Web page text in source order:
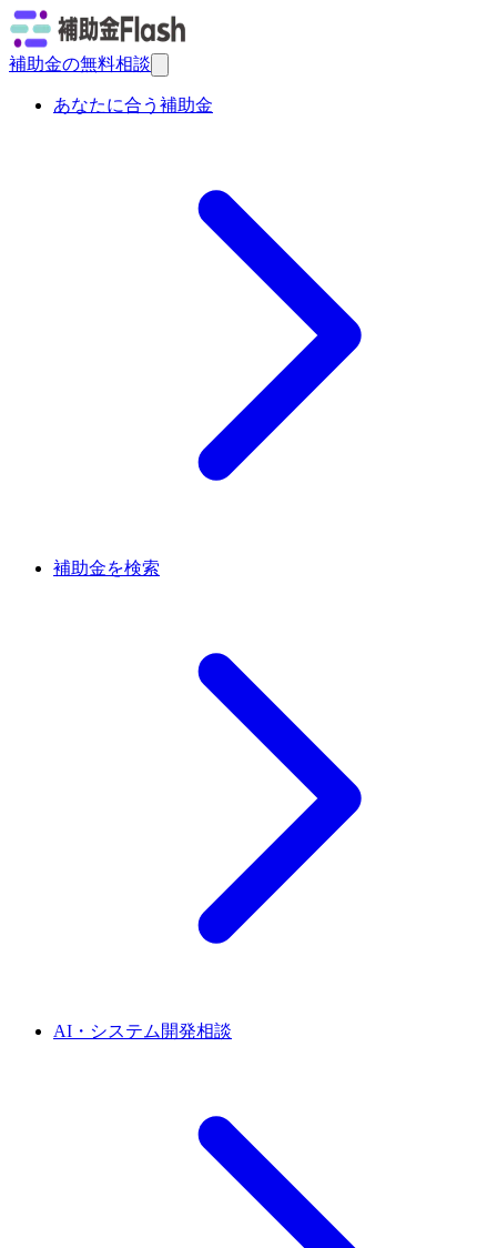
補助金の無料相談
あなたに合う補助金
補助金を検索
AI・システム開発相談